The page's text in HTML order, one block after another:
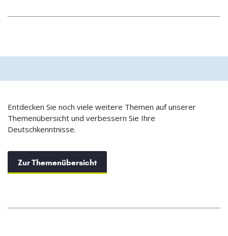
Entdecken Sie noch viele weitere Themen auf unserer
Themenübersicht und verbessern Sie Ihre
Deutschkenntnisse.
Zur Themenübersicht